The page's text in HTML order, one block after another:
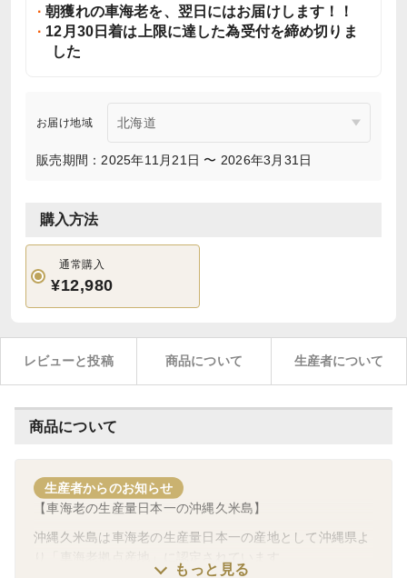
朝獲れの車海老を、翌日にはお届けします！！
12月30日着は上限に達した為受付を締め切りま
した
お届け地域
販売期間：2025年11月21日 〜 2026年3月31日
購入方法
通常購入
¥12,980
レビューと投稿 商品について 生産者について
商品について
生産者からのお知らせ
【車海老の生産量日本一の沖縄久米島】
沖縄久米島は車海老の生産量日本一の産地として沖縄県よ
もっと見る